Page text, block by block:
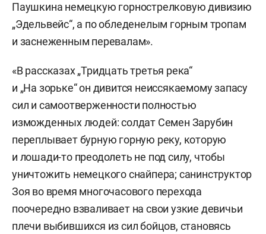
Паушкина немецкую горнострелковую дивизию
„Эдельвейс“, а по обледенелым горным тропам
и заснеженным перевалам».
«В рассказах „Тридцать третья река“
и „На зорьке“ он дивится неиссякаемому запасу
сил и самоотверженности полностью
изможденных людей: солдат Семен Зарубин
переплывает бурную горную реку, которую
и лошади-то преодолеть не под силу, чтобы
уничтожить немецкого снайпера; санинструктор
Зоя во время многочасового перехода
поочередно взваливает на свои узкие девичьи
плечи выбившихся из сил бойцов, становясь